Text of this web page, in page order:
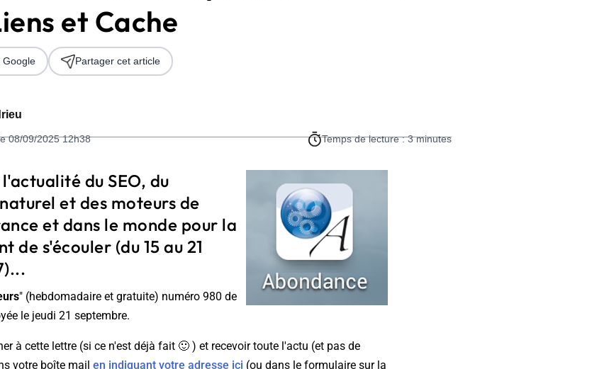
et Cache
08/09/2025 12h38 Temps de lecture : 3 minutes
Google Partager cet article
du SEO, du
et des moteurs de
et dans le monde pour la
de s'écouler (du 15 au 21
" (hebdomadaire et gratuite) numéro 980 de
le jeudi 21 septembre.
à cette lettre (si ce n'est déjà fait 🙂 ) et recevoir toute l'actu (et pas de
votre boîte mail en indiquant votre adresse ici (ou dans le formulaire sur la